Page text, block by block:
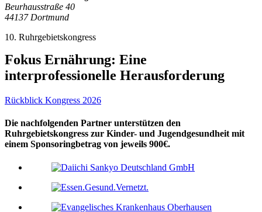
Beurhausstraße 40
44137 Dortmund
10. Ruhrgebietskongress
Fokus Ernährung: Eine
interprofessionelle Herausforderung
Rückblick Kongress 2026
Die nachfolgenden Partner unterstützen den
Ruhrgebietskongress zur Kinder- und Jugendgesundheit mit
einem Sponsoringbetrag von jeweils 900€.